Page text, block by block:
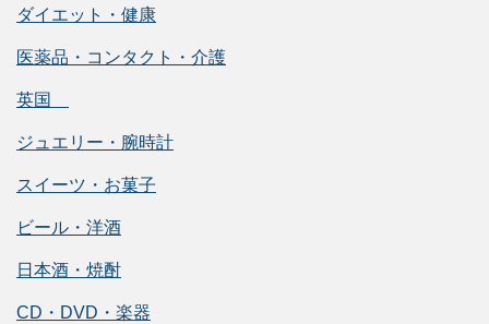
ダイエット・健康
医薬品・コンタクト・介護
英国
ジュエリー・腕時計
スイーツ・お菓子
ビール・洋酒
日本酒・焼酎
CD・DVD・楽器